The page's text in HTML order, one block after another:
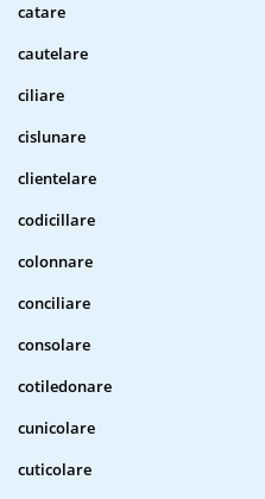
catare
cautelare
ciliare
cislunare
clientelare
codicillare
colonnare
conciliare
consolare
cotiledonare
cunicolare
cuticolare